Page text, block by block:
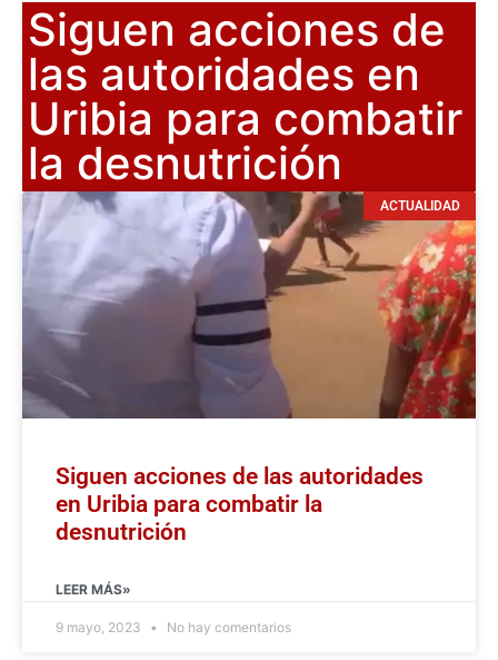
Siguen acciones de
las autoridades en
Uribia para combatir
la desnutrición
ACTUALIDAD
Siguen acciones de las autoridades
en Uribia para combatir la
desnutrición
LEER MÁS»
9 mayo, 2023 No hay comentarios